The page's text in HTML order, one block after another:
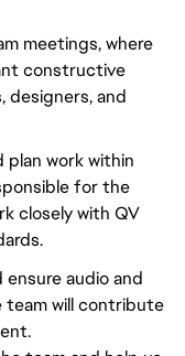
meetings, where
constructive
and
plan work within
for the
closely with QV
audio and
team will contribute